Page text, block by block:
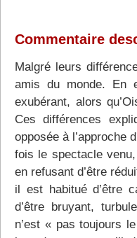
Commentaire
Malgré leurs
amis du monde. En
exubérant, alors
Ces différences
opposée à l’approche
fois le spectacle
en refusant d’être
il est habitué d’être
d’être bruyant,
n’est « pas toujours